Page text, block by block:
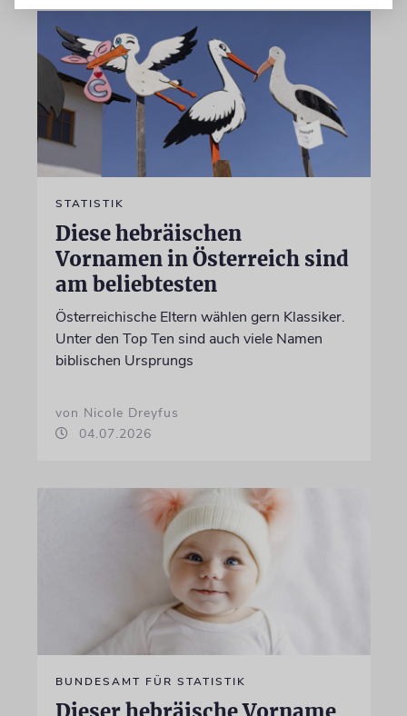
STATISTIK
Diese hebräischen
Vornamen in Österreich sind
am beliebtesten
Österreichische Eltern wählen gern Klassiker.
Unter den Top Ten sind auch viele Namen
biblischen Ursprungs
von Nicole Dreyfus
04.07.2026
BUNDESAMT FÜR STATISTIK